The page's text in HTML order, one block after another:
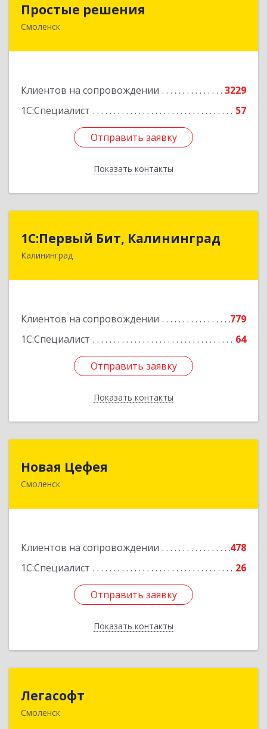
Простые решения
Смоленск
Клиентов на сопровождении
3229
1С:Специалист
57
Отправить заявку
Показать контакты
214015, Смоленская обл, Смоленск г, Большая
Отправить заявку
Назад
1С:Первый Бит, Калининград
Калининград
Клиентов на сопровождении
779
1С:Специалист
64
Отправить заявку
Показать контакты
1С:Первый Бит, Калининград
236006, Калининградская обл, Калининград г,
Отправить заявку
Назад
Новая Цефея
Смоленск
Клиентов на сопровождении
478
1С:Специалист
26
Отправить заявку
Показать контакты
214018, Смоленская обл, Смоленск г, Раевского
Отправить заявку
Назад
Легасофт
Смоленск214018, Смоленская обл, Смоленск г, Ново-